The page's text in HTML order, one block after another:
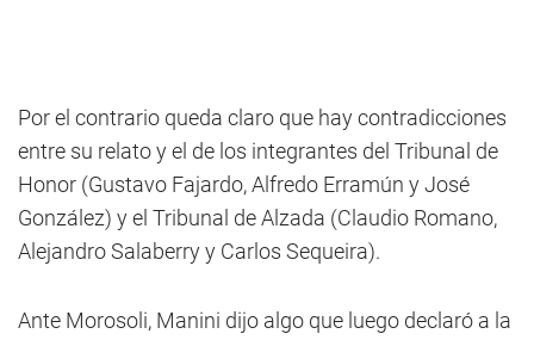
Por el contrario queda claro que hay contradicciones
entre su relato y el de los integrantes del Tribunal de
Honor (Gustavo Fajardo, Alfredo Erramún y José
González) y el Tribunal de Alzada (Claudio Romano,
Alejandro Salaberry y Carlos Sequeira).
Ante Morosoli, Manini dijo algo que luego declaró a la